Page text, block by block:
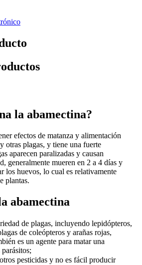
la abamectina?
efectos de matanza y alimentación
otras plagas, y tiene una fuerte
aparecen paralizadas y causan
generalmente mueren en 2 a 4 días y
los huevos, lo cual es relativamente
plantas.
abamectina
de plagas, incluyendo lepidópteros,
de coleópteros y arañas rojas,
es un agente para matar una
pesticidas y no es fácil producir